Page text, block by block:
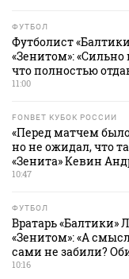
ФУТБОЛ
Футболист
«Зенитом»:
что полностью
11:00
FONBET КУБОК РОССИИ
«Перед матчем
но не ожидал, что
«Зенита» Кевин
10:47
ФУТБОЛ
Вратарь «Балтики»
«Зенитом»: «А
сами не забили?
10:16